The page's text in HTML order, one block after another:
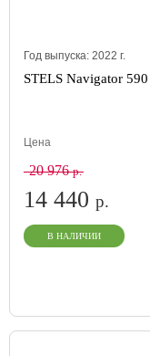
Год выпуска: 2022 г.
STELS Navigator
Цена
20 976р.
14 440 р.
В НАЛИЧИИ